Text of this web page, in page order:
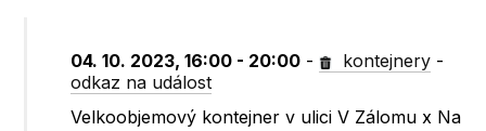
04. 10. 2023, 16:00 - 20:00 - kontejnery -
odkaz na událost
Velkoobjemový kontejner v ulici V Zálomu x Na